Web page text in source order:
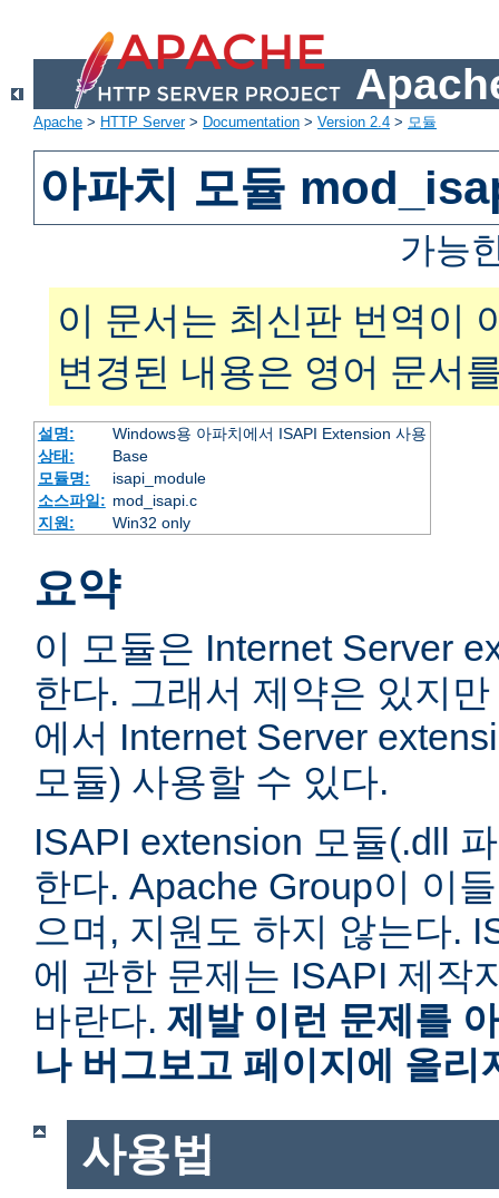
Apache > HTTP Server> Documentation > Version 2.4 > 모듈
아파치 모듈
가능
이 문서는 최신판 번역이
변경된 내용은 영어 문서
설명:
Windows용 아파치에서 ISAPI Extension 사용
상태:
Base
모듈명:
isapi_module
소스파일: mod_isapi.c
지원:
Win32 only
요약
이 모듈은 Internet Server
한다. 그래서 제약은 있지
에서 Internet Server
모듈) 사용할 수 있다.
ISAPI extension 모듈(.dll
한다. Apache Group이 이
으며, 지원도 하지 않는다.
에 관한 문제는 ISAPI 제작
바란다. 제발 이런 문제를
나 버그보고 페이지에 올리
사용법